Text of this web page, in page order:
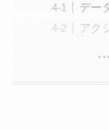
デー
アク